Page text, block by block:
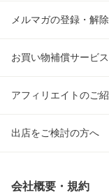
メルマガの登録・解除
お買い物補償サービス
アフィリエイトのご
出店をご検討の方へ
会社概要・規約